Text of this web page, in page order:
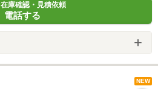
庫確認・見積依頼
電話する
NEW